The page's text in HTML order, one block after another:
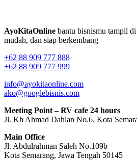
AyoKitaOnline bantu bisnismu tampil
mudah, dan siap berkembang
+62 88 909 777 888
+62 88 909 777 999
info@ayokitaonline.com
ako@googlebisnis.com
Meeting Point – RV cafe 24 hours
Jl. Kh Ahmad Dahlan No.6, Kota
Main Office
Jl. Abdulrahman Saleh No.109b
Kota Semarang, Jawa Tengah 50145